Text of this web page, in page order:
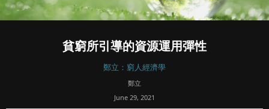
貧窮所引導的資源運用彈性
鄭立：窮人經濟學
鄭立
June 29, 2021